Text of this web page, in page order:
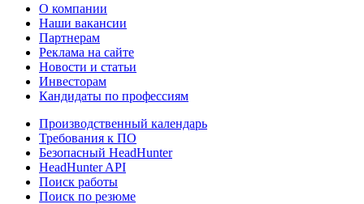
О компании
Наши вакансии
Партнерам
Реклама на сайте
Новости и статьи
Инвесторам
Кандидаты по профессиям
Производственный календарь
Требования к ПО
Безопасный HeadHunter
HeadHunter API
Поиск работы
Поиск по резюме